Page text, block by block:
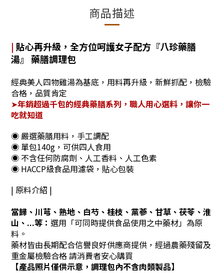
商品描述
| 貼心再升級 ，全方位呵護女子配方『八珍藥膳
湯』 藥膳調理包
經典美人四物雞湯為基底，用料再升級，新鮮抓配，檢驗
合格，品質肯定
➤年銷超過千包的經典藥膳系列，職人用心選料，讓你一
吃就知道
◉ 嚴選藥膳用料，手工調配
◉ 單包140g，可供四人食用
◉ 不含任何防腐劑、人工香料、人工色素
◉ HACCP級食品用濾袋，貼心包裝
| 原料介紹 |
當歸、川芎、熟地、白芍、桂枝、黨蔘、甘草、茯苓、淮
山、...等 ： 選用 「可同時提供食品使用之中藥材」為原
料。
藥材皆由長期配合信譽良好供應商提供， 經過農藥殘留及
重金屬檢驗合格 請消費者安心購買
【產品照片僅供示意，調理包內不含肉類製品】